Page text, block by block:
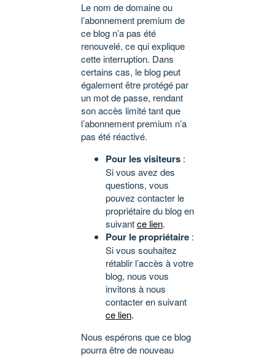
Le nom de domaine ou
l’abonnement premium de
ce blog n’a pas été
renouvelé, ce qui explique
cette interruption. Dans
certains cas, le blog peut
également être protégé par
un mot de passe, rendant
son accès limité tant que
l’abonnement premium n’a
pas été réactivé.
Pour les visiteurs :
Si vous avez des
questions, vous
pouvez contacter le
propriétaire du blog en
suivantce lien.
Pour le propriétaire :
Si vous souhaitez
rétablir l’accès à votre
blog, nous vous
invitons à nous
contacter en suivant
ce lien.
Nous espérons que ce blog
pourra être de nouveau